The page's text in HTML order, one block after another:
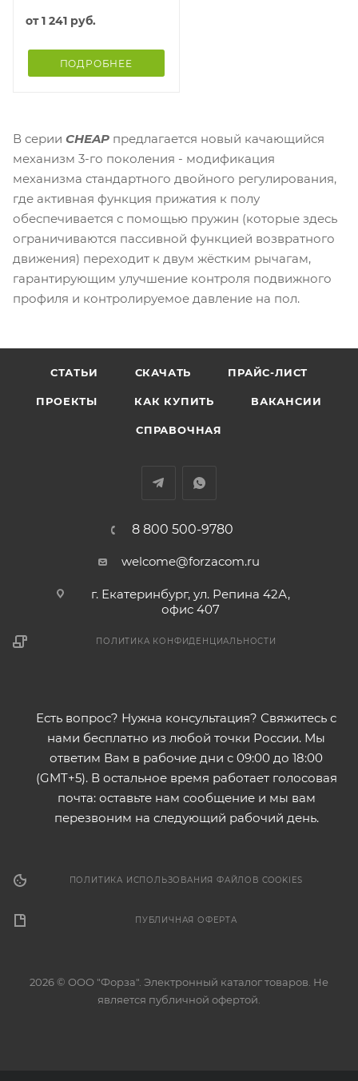
от1 241 руб.
ПОДРОБНЕЕ
В серии CHEAP предлагается новый качающийся
механизм 3-го поколения - модификация
механизма стандартного двойного регулирования,
где активная функция прижатия к полу
обеспечивается с помощью пружин (которые здесь
ограничиваются пассивной функцией возвратного
движения) переходит к двум жёстким рычагам,
гарантирующим улучшение контроля подвижного
профиля и контролируемое давление на пол.
СТАТЬИ СКАЧАТЬ ПРАЙС-ЛИСТ
ПРОЕКТЫ КАК КУПИТЬ ВАКАНСИИ
СПРАВОЧНАЯ
8 800 500-9780
welcome@forzacom.ru
г. Екатеринбург, ул. Репина 42А,
офис 407
ПОЛИТИКА КОНФИДЕНЦИАЛЬНОСТИ
Есть вопрос? Нужна консультация? Свяжитесь с
нами бесплатно из любой точки России. Мы
ответим Вам в рабочие дни с 09:00 до 18:00
(GMT+5). В остальное время работает голосовая
почта: оставьте нам сообщение и мы вам
перезвоним на следующий рабочий день.
ПОЛИТИКА ИСПОЛЬЗОВАНИЯ ФАЙЛОВ COOKIES
ПУБЛИЧНАЯ ОФЕРТА
2026 © ООО "Форза". Электронный каталог товаров. Не
является публичной офертой.